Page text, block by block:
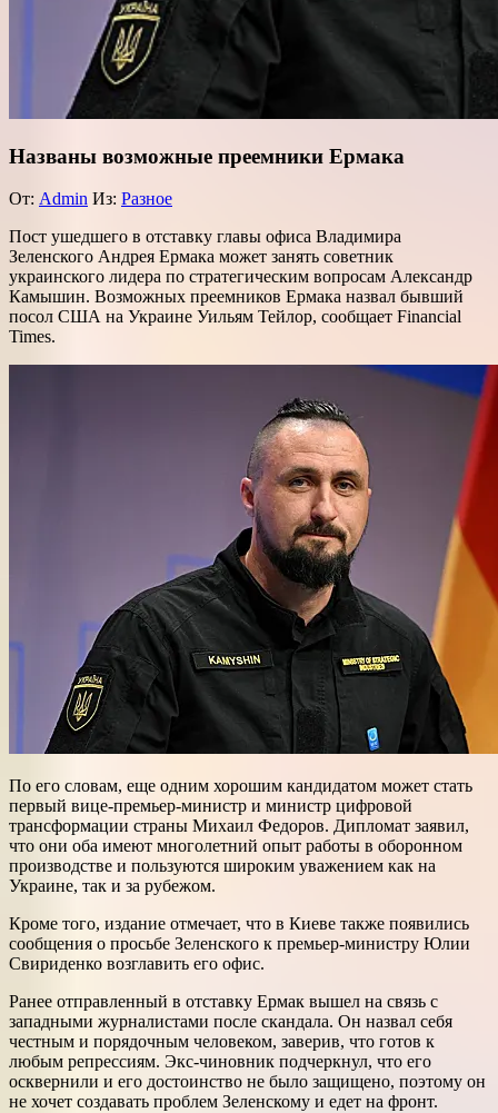
Названы возможные преемники Ермака
От: Admin Из: Разное
Пост ушедшего в отставку главы офиса Владимира
Зеленского Андрея Ермака может занять советник
украинского лидера по стратегическим вопросам Александр
Камышин. Возможных преемников Ермака назвал бывший
посол США на Украине Уильям Тейлор, сообщает Financial
Times.
По его словам, еще одним хорошим кандидатом может стать
первый вице-премьер-министр и министр цифровой
трансформации страны Михаил Федоров. Дипломат заявил,
что они оба имеют многолетний опыт работы в оборонном
производстве и пользуются широким уважением как на
Украине, так и за рубежом.
Кроме того, издание отмечает, что в Киеве также появились
сообщения о просьбе Зеленского к премьер-министру Юлии
Свириденко возглавить его офис.
Ранее отправленный в отставку Ермак вышел на связь с
западными журналистами после скандала. Он назвал себя
честным и порядочным человеком, заверив, что готов к
любым репрессиям. Экс-чиновник подчеркнул, что его
осквернили и его достоинство не было защищено, поэтому он
не хочет создавать проблем Зеленскому и едет на фронт.